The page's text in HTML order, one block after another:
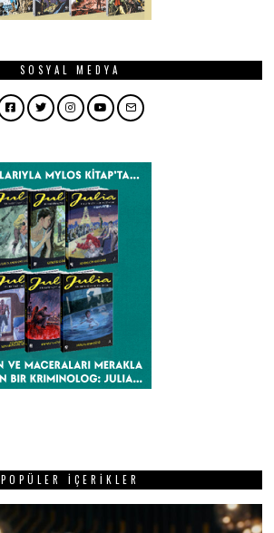
SOSYAL MEDYA
Facebook
TwitterInstagram
YouTubeEmail
POPÜLER İÇERIKLER